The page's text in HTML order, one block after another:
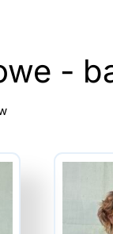
-
Posortowane